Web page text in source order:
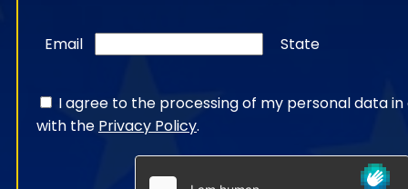
Email State
I agree to the processing of my personal data
with the Privacy Policy.